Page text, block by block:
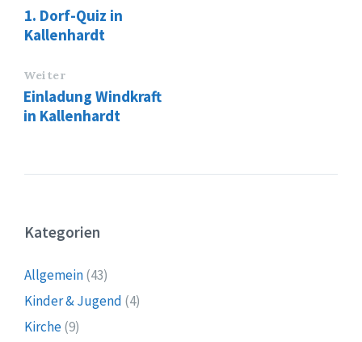
1. Dorf-Quiz in
Kallenhardt
Weiter
Einladung Windkraft
in Kallenhardt
Kategorien
Allgemein(43)
Kinder & Jugend (4)
Kirche(9)